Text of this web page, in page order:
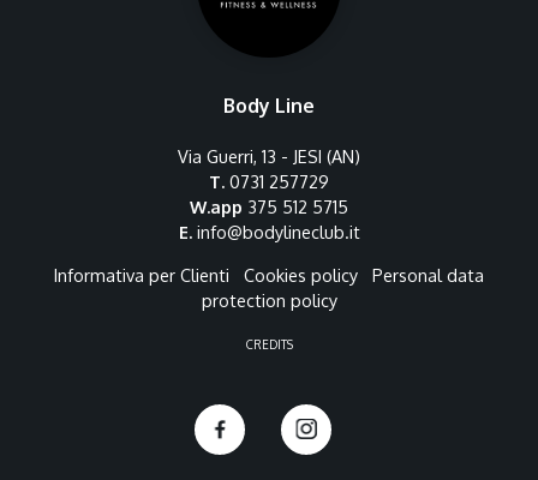
Body Line
Via Guerri, 13 - JESI (AN)
T. 0731 257729
W.app 375 512 5715
E. info@bodylineclub.it
Informativa per Clienti
Cookies policy
Personal data
protection policy
CREDITS